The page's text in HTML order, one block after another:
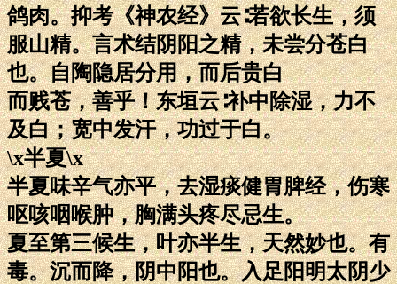
鸽肉。抑考《神农经》云∶若欲长生，须
服山精。言术结阴阳之精，未尝分苍白
也。自陶隐居分用，而后贵白
而贱苍，善乎！东垣云∶补中除湿，力不
及白；宽中发汗，功过于白。
\x半夏\x
半夏味辛气亦平，去湿痰健胃脾经，伤寒
呕咳咽喉肿，胸满头疼尽忌生。
夏至第三候生，叶亦半生，天然妙也。有
毒。沉而降，阴中阳也。入足阳明太阴少